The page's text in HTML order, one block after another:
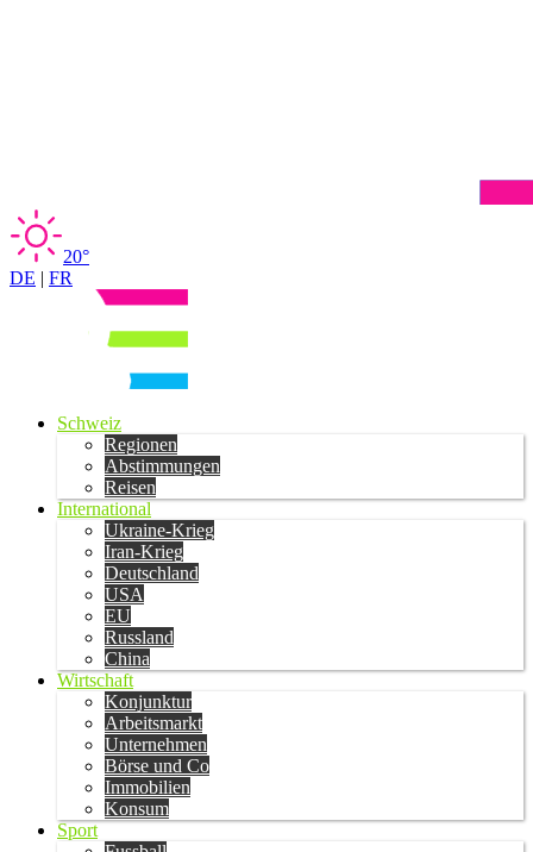
20°
DE | FR
Schweiz
Regionen
Abstimmungen
Reisen
International
Ukraine-Krieg
Iran-Krieg
Deutschland
USA
EU
Russland
China
Wirtschaft
Konjunktur
Arbeitsmarkt
Unternehmen
Börse und Co
Immobilien
Konsum
Sport